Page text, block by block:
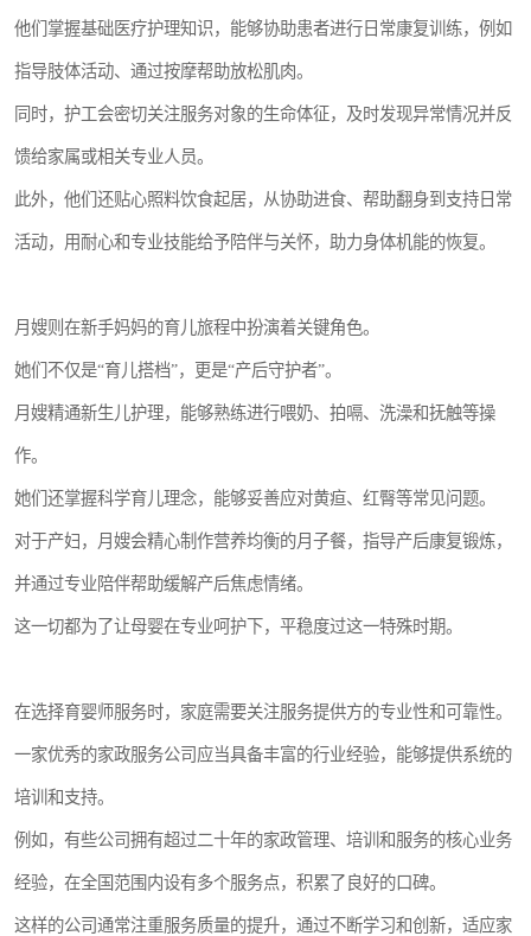
他们掌握基础医疗护理知识，能够协助患者进行日常康复训练，例如
指导肢体活动、通过按摩帮助放松肌肉。
同时，护工会密切关注服务对象的生命体征，及时发现异常情况并反
馈给家属或相关专业人员。
此外，他们还贴心照料饮食起居，从协助进食、帮助翻身到支持日常
活动，用耐心和专业技能给予陪伴与关怀，助力身体机能的恢复。
月嫂则在新手妈妈的育儿旅程中扮演着关键角色。
她们不仅是“育儿搭档”，更是“产后守护者”。
月嫂精通新生儿护理，能够熟练进行喂奶、拍嗝、洗澡和抚触等操
作。
她们还掌握科学育儿理念，能够妥善应对黄疸、红臀等常见问题。
对于产妇，月嫂会精心制作营养均衡的月子餐，指导产后康复锻炼，
并通过专业陪伴帮助缓解产后焦虑情绪。
这一切都为了让母婴在专业呵护下，平稳度过这一特殊时期。
在选择育婴师服务时，家庭需要关注服务提供方的专业性和可靠性。
一家优秀的家政服务公司应当具备丰富的行业经验，能够提供系统的
培训和支持。
例如，有些公司拥有超过二十年的家政管理、培训和服务的核心业务
经验，在全国范围内设有多个服务点，积累了良好的口碑。
这样的公司通常注重服务质量的提升，通过不断学习和创新，适应家